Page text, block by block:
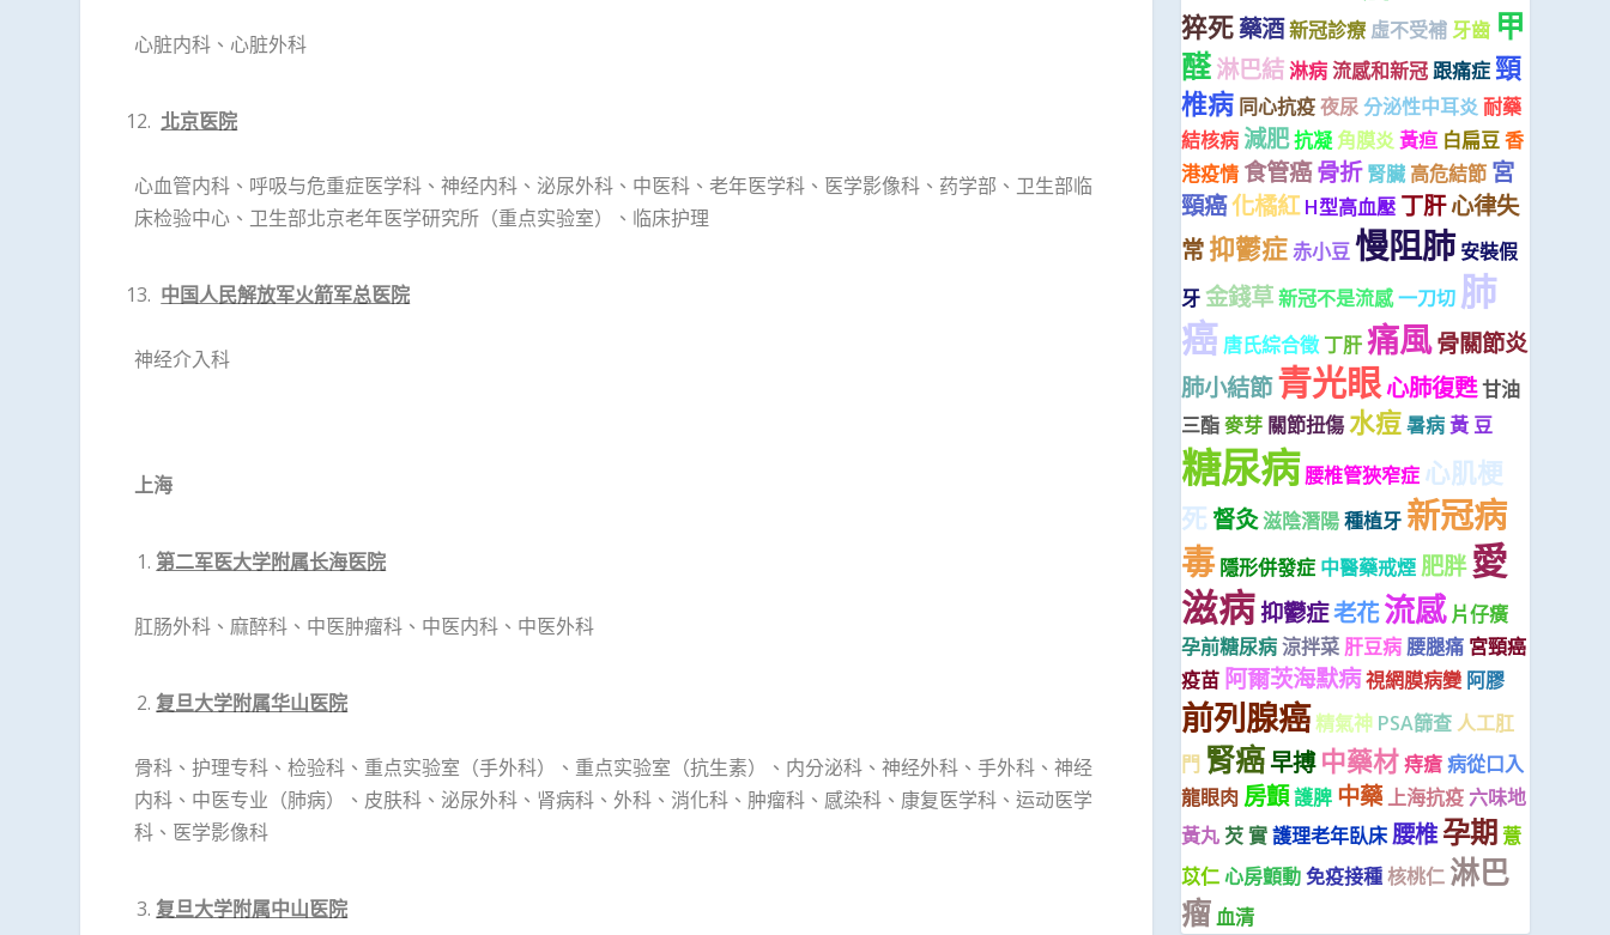
心脏内科、心脏外科
北京医院
心血管内科、呼吸与危重症医学科、神经内科、泌尿外科、中医科、老年医学科、医学影像科、药学部、卫生部临
床检验中心、卫生部北京老年医学研究所（重点实验室）、临床护理
中国人民解放军火箭军总医院
神经介入科
上海
第二军医大学附属长海医院
肛肠外科、麻醉科、中医肿瘤科、中医内科、中医外科
复旦大学附属华山医院
骨科、护理专科、检验科、重点实验室（手外科）、重点实验室（抗生素）、内分泌科、神经外科、手外科、神经
内科、中医专业（肺病）、皮肤科、泌尿外科、肾病科、外科、消化科、肿瘤科、感染科、康复医学科、运动医学
科、医学影像科
复旦大学附属中山医院
猝死藥酒新冠診療 虛不受補牙齒 甲
醛淋巴結淋病流感和新冠跟痛症頸
椎病 同心抗疫夜尿分泌性中耳炎 耐藥
結核病 減肥抗凝 角膜炎 黃疸 白扁豆香
港疫情 食管癌骨折 腎臟 高危結節 宮
頸癌化橘紅 H型高血壓 丁肝心律失
常抑鬱症赤小豆慢阻肺 安裝假
牙 金錢草新冠不是流感一刀切 肺
癌 唐氏綜合徵 丁肝痛風骨關節炎
肺小結節青光眼心肺復甦甘油
三酯麥芽 關節扭傷水痘暑病黃 豆
糖尿病腰椎管狹窄症 心肌梗
死 督灸滋陰潛陽種植牙 新冠病
毒 隱形併發症 中醫藥戒煙 肥胖愛
滋病抑鬱症老花流感 片仔癀
孕前糖尿病涼拌菜 肝豆病 腰腿痛 宮頸癌
疫苗 阿爾茨海默病視網膜病變 阿膠
前列腺癌精氣神 PSA篩查人工肛
門 腎癌早搏 中藥材痔瘡病從口入
龍眼肉 房顫護脾 中藥 上海抗疫 六味地
黃丸 芡 實護理老年臥床腰椎孕期 薏
苡仁心房顫動免疫接種核桃仁 淋巴
瘤血清